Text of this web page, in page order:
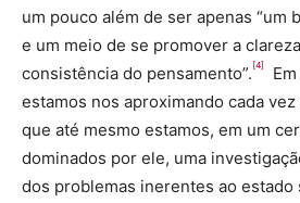
um pouco além de ser apenas “um
e um meio de se promover a
consistência do pensamento”. [4]
estamos nos aproximando cada
que até mesmo estamos, em um
dominados por ele, uma
dos problemas inerentes ao estado